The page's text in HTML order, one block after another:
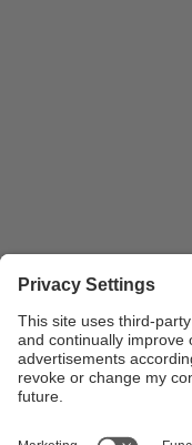
Vista Can Mercader